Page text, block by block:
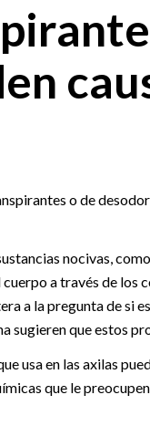
o de
nocivas,
a través de los
a la pregunta de si
sugieren que estos
usa en las axilas
que le